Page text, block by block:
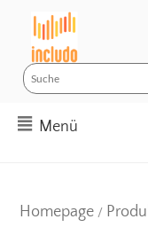
Menü
Homepage /